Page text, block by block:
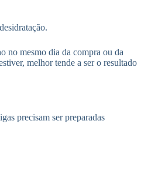
no mesmo dia da compra ou da
melhor tende a ser o resultado
precisam ser preparadas